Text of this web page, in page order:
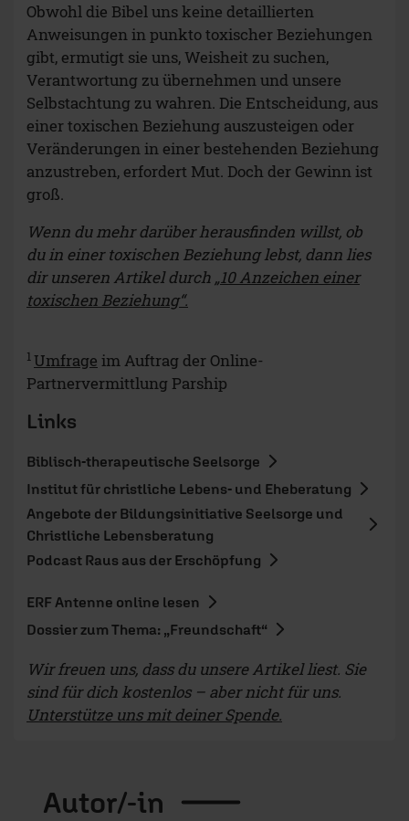
Obwohl die Bibel uns keine detaillierten
Anweisungen in punkto toxischer Beziehungen
gibt, ermutigt sie uns, Weisheit zu suchen,
Verantwortung zu übernehmen und unsere
Selbstachtung zu wahren. Die Entscheidung, aus
einer toxischen Beziehung auszusteigen oder
Veränderungen in einer bestehenden Beziehung
anzustreben, erfordert Mut. Doch der Gewinn ist
groß.
Wenn du mehr darüber herausfinden willst, ob
du in einer toxischen Beziehung lebst, dann lies
dir unseren Artikel durch „10 Anzeichen einer
toxischen Beziehung“.
1 Umfrage im Auftrag der Online-
Partnervermittlung Parship
Links
Biblisch-therapeutische Seelsorge
Institut für christliche Lebens- und Eheberatung
Angebote der Bildungsinitiative Seelsorge und
Christliche Lebensberatung
Podcast Raus aus der Erschöpfung
ERF Antenne online lesen
Dossier zum Thema: „Freundschaft“
Wir freuen uns, dass du unsere Artikel liest. Sie
sind für dich kostenlos – aber nicht für uns.
Unterstütze uns mit deiner Spende.
Autor/-in